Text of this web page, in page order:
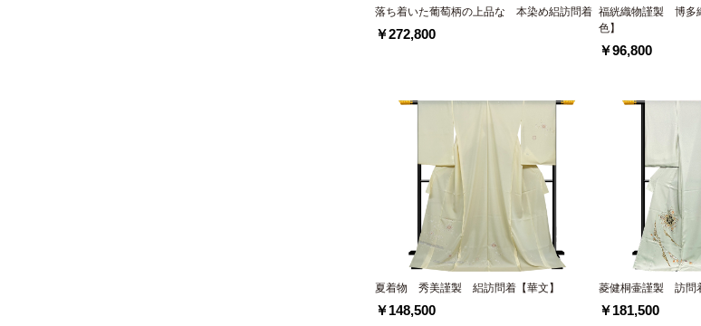
落ち着いた葡萄柄の上品な 本染め絽訪問着
￥272,800
福絖織物謹製 博
色】
￥96,800
夏着物 秀美謹製 絽訪問着【華文】
￥148,500
菱健桐壷謹製 訪問
￥181,500